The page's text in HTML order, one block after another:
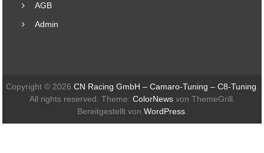
AGB
Admin
Copyright © 2026 CN Racing GmbH – Camaro-Tuning – C8-Tuning.
All rights reserved. Theme: ColorNewsvon ThemeGrill.
Bereitgestellt von WordPress.